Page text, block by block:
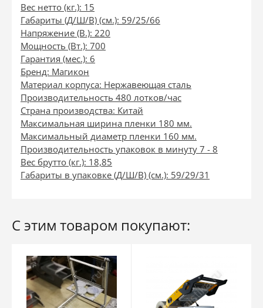
Вес нетто (кг.): 15
Габариты (Д/Ш/В) (см.): 59/25/66
Напряжение (В.): 220
Мощность (Вт.): 700
Гарантия (мес.): 6
Бренд: Магикон
Материал корпуса: Нержавеющая сталь
Производительность 480 лотков/час
Страна производства: Китай
Максимальная ширина пленки 180 мм.
Максимальный диаметр пленки 160 мм.
Производительность упаковок в минуту 7 - 8
Вес брутто (кг.): 18,85
Габариты в упаковке (Д/Ш/В) (см.): 59/29/31
С этим товаром покупают: